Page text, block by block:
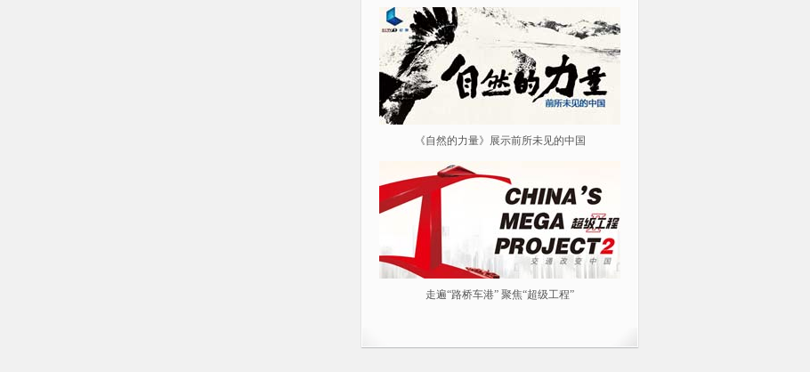
《自然的力量》展示前所未见的中国
走遍“路桥车港” 聚焦“超级工程”